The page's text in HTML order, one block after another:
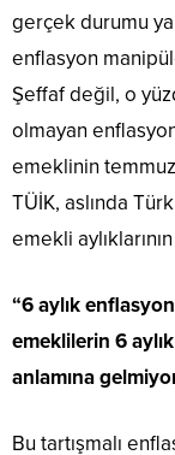
gerçek durumu
enflasyon
Şeffaf değil, o
olmayan
emeklinin
TÜİK, aslında
emekli
“6 aylık
emeklilerin 6
anlamına
Bu tartışmalı